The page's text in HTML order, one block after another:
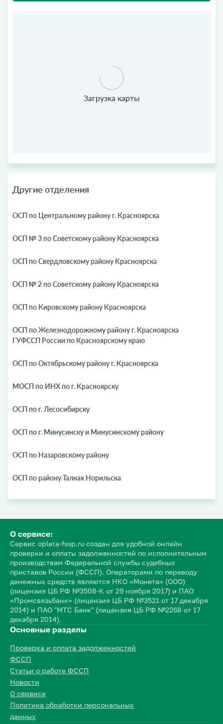
Другие отделения
ОСП по Центральному району г. Красноярска
ОСП № 3 по Советскому району Красноярска
ОСП по Свердловскому району Красноярска
ОСП № 2 по Советскому району Красноярска
ОСП по Кировскому району Красноярска
ОСП по Железнодорожному району г. Красноярска
ГУФССП России по Красноярскому краю
ОСП по Октябрьскому району г. Красноярска
МОСП по ИНХ по г. Красноярску
ОСП по г. Лесосибирску
ОСП по г. Минусинску и Минусинскому району
ОСП по Назаровскому району
ОСП по району Талнах Норильска
О сервисе:
Сервис oplata-fssp.ru создан для удобной онлайн
проверки и оплаты задолженностей по исполнительным
производствам Федеральной службы судебных
приставов России (ФССП). Операторами по переводу
денежных средств являются НКО «Монета» (ООО)
(лицензия ЦБ РФ №3508-К от 29 ноября 2017) и ПАО
«Промсвязьбанк» (лицензия ЦБ РФ №3521 от 17 декабря
2014) и ПАО "МТС Банк" (лицензия ЦБ РФ №2268 от 17
декабря 2014).
Основные разделы
Проверка и оплата задолженностей
ФССП
Статьи о работе ФССП
Новости
О сервисе
Политика обработки персональных
данных